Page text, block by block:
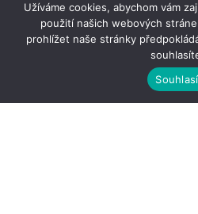
Užíváme cookies, abychom vám
použití našich webových
prohlížet naše stránky